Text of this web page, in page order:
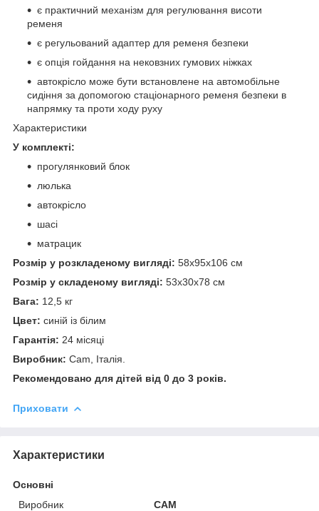
є практичний механізм для регулювання висоти
ременя
є регульований адаптер для ременя безпеки
є опція гойдання на нековзних гумових ніжках
автокрісло може бути встановлене на автомобільне
сидіння за допомогою стаціонарного ременя безпеки в
напрямку та проти ходу руху
Характеристики
У комплекті:
прогулянковий блок
люлька
автокрісло
шасі
матрацик
Розмір у розкладеному вигляді: 58х95х106 см
Розмір у складеному вигляді: 53х30х78 см
Вага: 12,5 кг
Цвет: синій із білим
Гарантія: 24 місяці
Виробник: Cam, Італія.
Рекомендовано для дітей від 0 до 3 років.
Приховати
Характеристики
Основні
Виробник
CAM